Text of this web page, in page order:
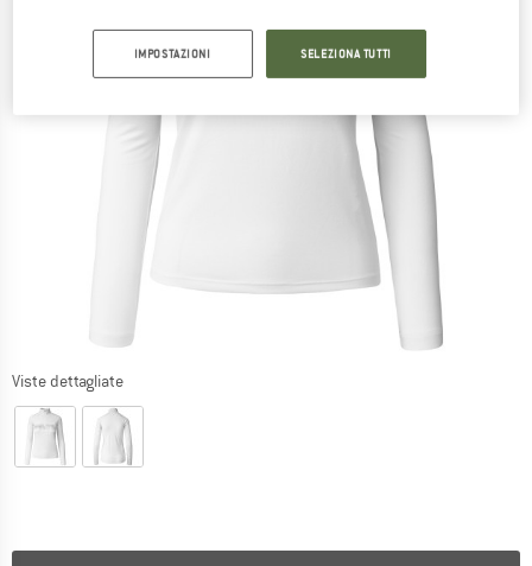
Viste dettagliate
IMPOSTAZIONI SELEZIONA TUTTI